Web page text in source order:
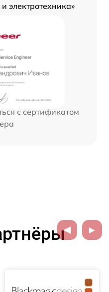
электротехника»
с сертификатом